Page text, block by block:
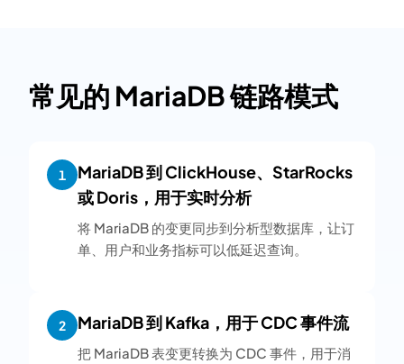
常见的 MariaDB 链路模式
1
MariaDB 到 ClickHouse、StarRocks
或 Doris，用于实时分析
将 MariaDB 的变更同步到分析型数据库，让订
单、用户和业务指标可以低延迟查询。
2 MariaDB 到 Kafka，用于 CDC 事件流
把 MariaDB 表变更转换为 CDC 事件，用于消